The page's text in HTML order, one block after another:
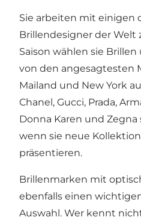
Sie arbeiten mit einigen
Brillendesigner der Welt
Saison wählen sie
von den angesagtesten
Mailand und New York
Chanel, Gucci, Prada,
Donna Karen und
wenn sie neue
präsentieren.
Brillenmarken mit
ebenfalls einen
Auswahl. Wer kennt